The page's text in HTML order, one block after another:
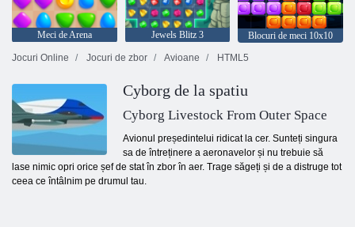
Meci de Arena Jewels Blitz 3
Blocuri de meci 10x10
Jocuri Online
Jocuri de zbor Avioane HTML5
Cyborg de la spatiu
Cyborg Livestock From Outer Space
Avionul președintelui ridicat la cer. Sunteți singura
sa de întreținere a aeronavelor și nu trebuie să
lase nimic opri orice șef de stat în zbor în aer. Trage săgeți și de a distruge tot
ceea ce întâlnim pe drumul tau.